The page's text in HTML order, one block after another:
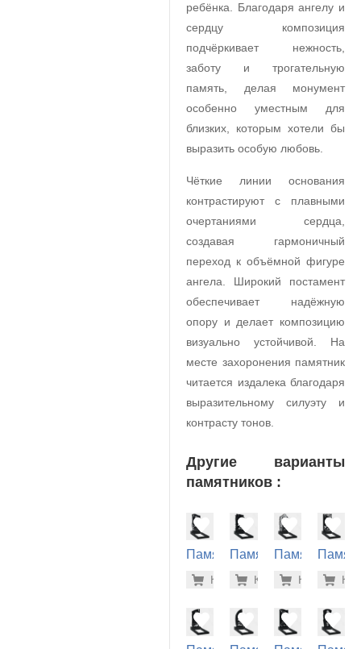
ребёнка. Благодаря ангелу и
сердцу композиция
подчёркивает нежность,
заботу и трогательную
память, делая монумент
особенно уместным для
близких, которым хотели бы
выразить особую любовь.
Чёткие линии основания
контрастируют с плавными
очертаниями сердца,
создавая гармоничный
переход к объёмной фигуре
ангела. Широкий постамент
обеспечивает надёжную
опору и делает композицию
визуально устойчивой. На
месте захоронения памятник
читается издалека благодаря
выразительному силуэту и
контрасту тонов.
Другие варианты
памятников :
Памятник
могилу
-7% 32.300
Купить
Памятник
могилу
-7%
Купить
Памятник
могилу
-
Купитьмогилу